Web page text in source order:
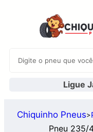
Ligue
Chiquinho Pneus>
Pneu 235/